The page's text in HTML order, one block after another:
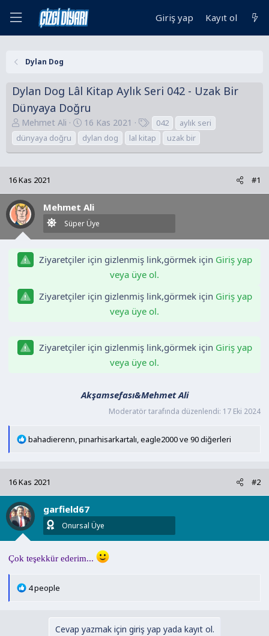
Giriş yap Kayıt ol
Dylan Dog
Dylan Dog Lâl Kitap Aylık Seri 042 - Uzak Bir
Dünyaya Doğru
K
o
n
y
B
a
ş
a
t
n
Mehmet Ali
B
a
ş
ı
ç
t
h
16 Kas 2021
t
i
e
042
aylık seri
dünyaya doğru
dylan dog lal kitap uzak bir
16 Kas 2021 #1
Mehmet Ali
Süper Üye
Ziyaretçiler için gizlenmiş link,görmek için Giriş yap
veya üye ol.
Ziyaretçiler için gizlenmiş link,görmek için Giriş yap
veya üye ol.
Ziyaretçiler için gizlenmiş link,görmek için Giriş yap
veya üye ol.
Akşamsefası&Mehmet Ali
Moderatör tarafında düzenlendi: 17 Eki 2024
T
i
l
e
r
bahadierenn pınarhisarkartalı eagle2000ve 90 diğerleri
16 Kas 2021 #2
garfield67
Onursal Üye
Çok teşekkür ederim...
T
4 people
Cevap yazmak için giriş yap yada kayıt ol.